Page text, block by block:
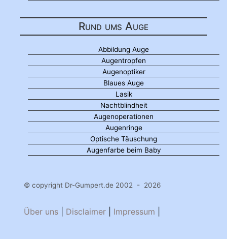
Rund ums Auge
Abbildung Auge
Augentropfen
Augenoptiker
Blaues Auge
Lasik
Nachtblindheit
Augenoperationen
Augenringe
Optische Täuschung
Augenfarbe beim Baby
© copyright Dr-Gumpert.de 2002 - 2026
Über uns Disclaimer Impressum